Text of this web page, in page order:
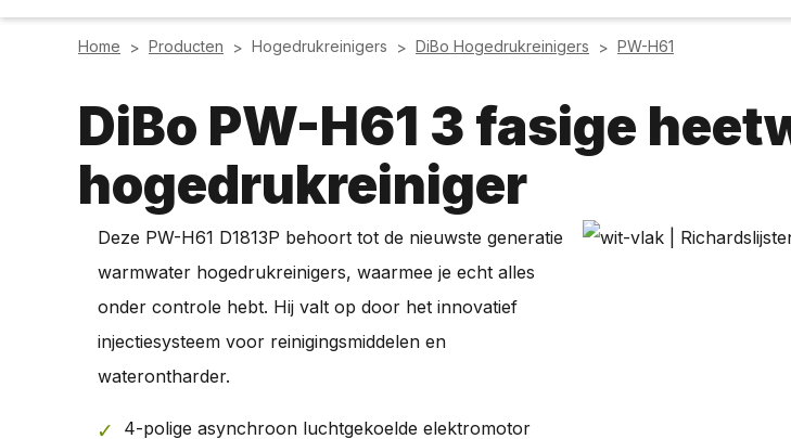
Home > Producten > Hogedrukreinigers > DiBo Hogedrukreinigers > PW-H61
DiBo PW-H61 3 fasige
hogedrukreiniger
Deze PW-H61 D1813P behoort tot de nieuwste generatie
warmwater hogedrukreinigers, waarmee je echt alles
onder controle hebt. Hij valt op door het innovatief
injectiesysteem voor reinigingsmiddelen en
waterontharder.
4-polige asynchroon luchtgekoelde elektromotor